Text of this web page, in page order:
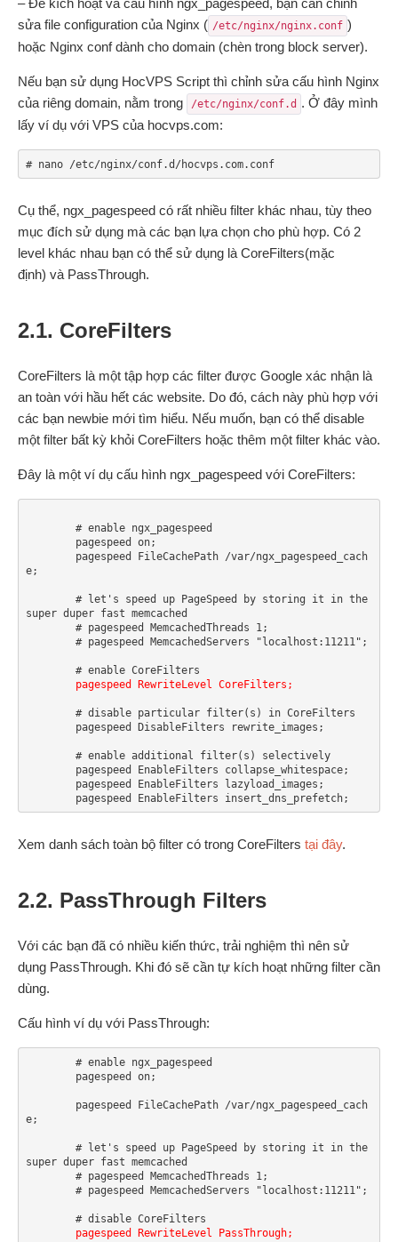
– Để kích hoạt và cấu hình ngx_pagespeed, bạn cần chỉnh
sửa file configuration của Nginx ( /etc/nginx/nginx.conf )
hoặc Nginx conf dành cho domain (chèn trong block server).
Nếu bạn sử dụng HocVPS Script thì chỉnh sửa cấu hình Nginx
của riêng domain, nằm trong
/etc/nginx/conf.d . Ở đây mình
lấy ví dụ với VPS của hocvps.com:
# nano /etc/nginx/conf.d/hocvps.com.conf
Cụ thể, ngx_pagespeed có rất nhiều filter khác nhau, tùy theo
mục đích sử dụng mà các bạn lựa chọn cho phù hợp. Có 2
level khác nhau bạn có thể sử dụng là CoreFilters(mặc
định) và PassThrough.
2.1. CoreFilters
CoreFilters là một tập hợp các filter được Google xác nhận là
an toàn với hầu hết các website. Do đó, cách này phù hợp với
các bạn newbie mới tìm hiểu. Nếu muốn, bạn có thể disable
một filter bất kỳ khỏi CoreFilters hoặc thêm một filter khác vào.
Đây là một ví dụ cấu hình ngx_pagespeed với CoreFilters:
e;
super duper fast memcached
pagespeed RewriteLevel CoreFilters;
Xem danh sách toàn bộ filter có trong CoreFilters tại đây.
2.2. PassThrough Filters
Với các bạn đã có nhiều kiến thức, trải nghiệm thì nên sử
dụng PassThrough. Khi đó sẽ cần tự kích hoạt những filter cần
dùng.
Cấu hình ví dụ với PassThrough:
e;
super duper fast memcached
pagespeed RewriteLevel PassThrough;